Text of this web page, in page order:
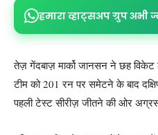
हमारा व्हाट्सअप ग्रुप अभी
तेज़ गेंदबाज़ मार्को जानसन ने छह
टीम को 201 रन पर समेटने के बाद
पहली टेस्ट सीरीज़ जीतने की ओर